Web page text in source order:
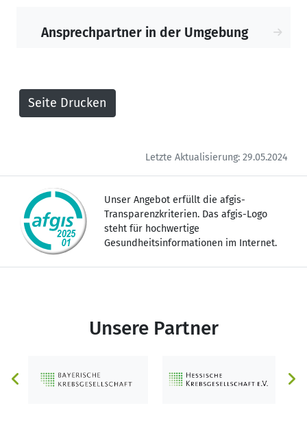
Ansprechpartner in der Umgebung
Letzte Aktualisierung: 29.05.2024
Unser Angebot erfüllt die afgis-
Transparenzkriterien. Das afgis-Logo
steht für hochwertige
Gesundheitsinformationen im Internet.
Unsere Partner